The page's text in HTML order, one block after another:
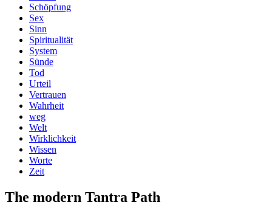
Schöpfung
Sex
Sinn
Spiritualität
System
Sünde
Tod
Urteil
Vertrauen
Wahrheit
weg
Welt
Wirklichkeit
Wissen
Worte
Zeit
The modern Tantra Path